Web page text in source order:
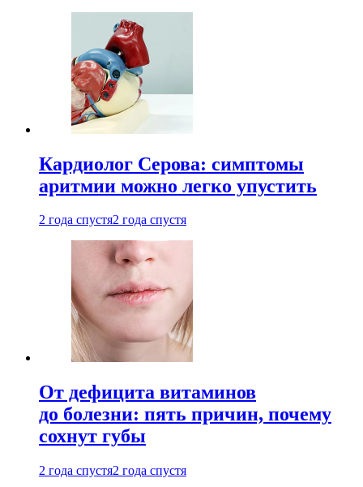
Кардиолог Серова: симптомы
аритмии можно легко упустить
2 года спустя2 года спустя
От дефицита витаминов
до болезни: пять причин, почему
сохнут губы
2 года спустя2 года спустя